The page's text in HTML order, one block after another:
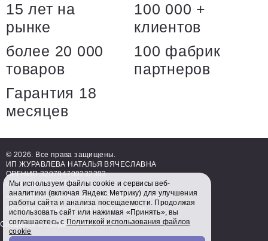
15 лет на
рынке
100 000 +
клиентов
более 20 000
товаров
100 фабрик
партнеров
Гарантия 18
месяцев
© 2026. Все права защищены.
ИП ЖУРАВЛЕВА НАТАЛЬЯ ВЯЧЕСЛАВНА
ОРГНИП 320784700232393
ИНН 781697234998
«Komod78» - мебельный интернет-магазин
Сегодня в продаже: 27193 ед. товаров
Создание и продвижение сайта
Мы используем файлы cookie и сервисы веб-
аналитики (включая Яндекс.Метрику) для улучшения
работы сайта и анализа посещаемости. Продолжая
использовать сайт или нажимая «Принять», вы
соглашаетесь с Политикой использования файлов
cookie